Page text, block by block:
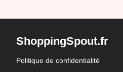
ShoppingSpout.fr
Politique de confidentialité